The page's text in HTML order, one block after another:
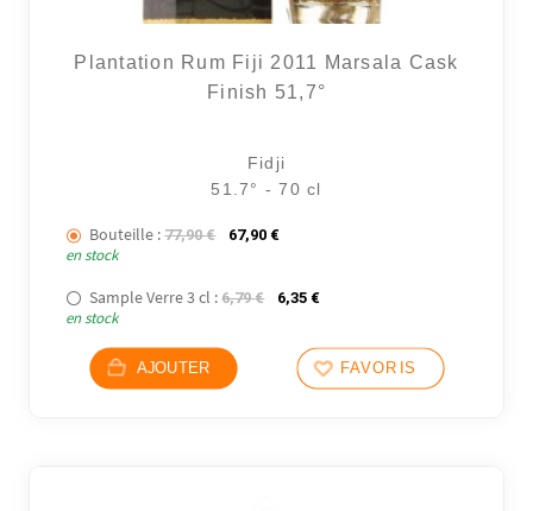
Plantation Rum Fiji 2011 Marsala Cask
Finish 51,7°
Fidji
51.7° - 70 cl
Bouteille : 77,90€ Le prix initial était : 77,90 €.
67,90 €Le prix actuel est : 67,90 €.
en stock
Sample Verre 3 cl : 6,79€ Le prix initial était : 6,79 €.
6,35 €Le prix actuel est : 6,35 €.
en stock
AJOUTER FAVORIS